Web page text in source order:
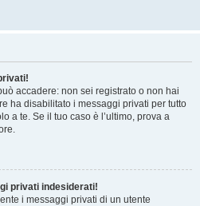
accadere: non sei registrato o non hai
ha disabilitato i messaggi privati per tutto
a te. Se il tuo caso è l’ultimo, prova a
privati indesiderati!
i messaggi privati ​​di un utente